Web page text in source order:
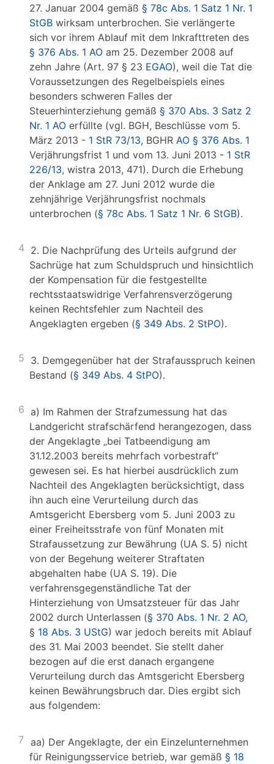
27. Januar 2004 gemäß § 78c Abs. 1 Satz 1 Nr. 1
StGB wirksam unterbrochen. Sie verlängerte
sich vor ihrem Ablauf mit dem Inkrafttreten des
§ 376 Abs. 1 AO am 25. Dezember 2008 auf
zehn Jahre (Art. 97 § 23 EGAO), weil die Tat die
Voraussetzungen des Regelbeispiels eines
besonders schweren Falles der
Steuerhinterziehung gemäß § 370 Abs. 3 Satz 2
Nr. 1 AO erfüllte (vgl. BGH, Beschlüsse vom 5.
März 2013 - 1 StR 73/13, BGHR AO § 376 Abs. 1
Verjährungsfrist 1 und vom 13. Juni 2013 - 1 StR
226/13, wistra 2013, 471). Durch die Erhebung
der Anklage am 27. Juni 2012 wurde die
zehnjährige Verjährungsfrist nochmals
unterbrochen (§ 78c Abs. 1 Satz 1 Nr. 6 StGB).
4 2. Die Nachprüfung des Urteils aufgrund der
Sachrüge hat zum Schuldspruch und hinsichtlich
der Kompensation für die festgestellte
rechtsstaatswidrige Verfahrensverzögerung
keinen Rechtsfehler zum Nachteil des
Angeklagten ergeben (§ 349 Abs. 2 StPO).
5 3. Demgegenüber hat der Strafausspruch keinen
Bestand (§ 349 Abs. 4 StPO).
6 a) Im Rahmen der Strafzumessung hat das
Landgericht strafschärfend herangezogen, dass
der Angeklagte „bei Tatbeendigung am
31.12.2003 bereits mehrfach vorbestraft“
gewesen sei. Es hat hierbei ausdrücklich zum
Nachteil des Angeklagten berücksichtigt, dass
ihn auch eine Verurteilung durch das
Amtsgericht Ebersberg vom 5. Juni 2003 zu
einer Freiheitsstrafe von fünf Monaten mit
Strafaussetzung zur Bewährung (UA S. 5) nicht
von der Begehung weiterer Straftaten
abgehalten habe (UA S. 19). Die
verfahrensgegenständliche Tat der
Hinterziehung von Umsatzsteuer für das Jahr
2002 durch Unterlassen (§ 370 Abs. 1 Nr. 2 AO,
§ 18 Abs. 3 UStG) war jedoch bereits mit Ablauf
des 31. Mai 2003 beendet. Sie stellt daher
bezogen auf die erst danach ergangene
Verurteilung durch das Amtsgericht Ebersberg
keinen Bewährungsbruch dar. Dies ergibt sich
aus folgendem:
7 aa) Der Angeklagte, der ein Einzelunternehmen
für Reinigungsservice betrieb, war gemäß § 18